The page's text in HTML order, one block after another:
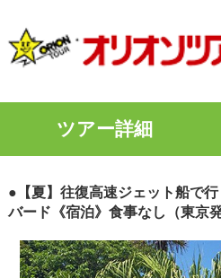
ツアー詳細
●【夏】往復高速ジェット船で
バード《宿泊》食事なし（東京